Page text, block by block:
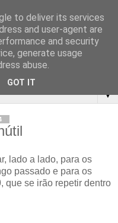
▼
lado a lado, para os
passado e para os
que se irão repetir dentro
to deliver its services
and user-agent are
and security
generate usage
abuse.
GOT IT